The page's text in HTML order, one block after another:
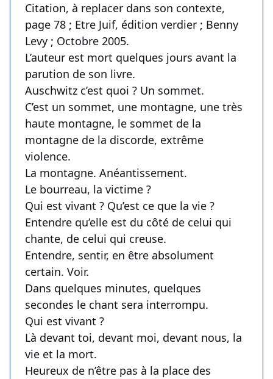
Citation, à replacer dans son contexte,
page 78 ; Etre Juif, édition verdier ; Benny
Levy ; Octobre 2005.
L’auteur est mort quelques jours avant la
parution de son livre.
Auschwitz c’est quoi ? Un sommet.
C’est un sommet, une montagne, une très
haute montagne, le sommet de la
montagne de la discorde, extrême
violence.
La montagne. Anéantissement.
Le bourreau, la victime ?
Qui est vivant ? Qu’est ce que la vie ?
Entendre qu’elle est du côté de celui qui
chante, de celui qui creuse.
Entendre, sentir, en être absolument
certain. Voir.
Dans quelques minutes, quelques
secondes le chant sera interrompu.
Qui est vivant ?
Là devant toi, devant moi, devant nous, la
vie et la mort.
Heureux de n’être pas à la place des